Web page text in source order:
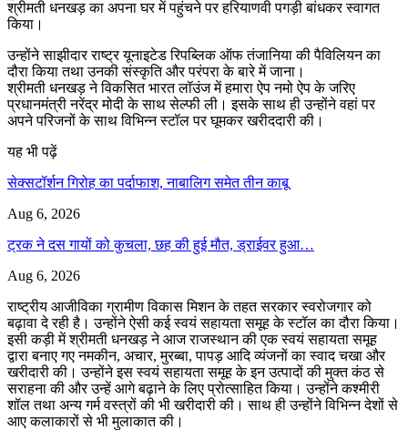
श्रीमती धनखड़ का अपना घर में पहुंचने पर हरियाणवी पगड़ी बांधकर स्वागत
किया।
उन्होंने साझीदार राष्ट्र यूनाइटेड रिपब्लिक ऑफ तंजानिया की पैविलियन का
दौरा किया तथा उनकी संस्कृति और परंपरा के बारे में जाना।
श्रीमती धनखड़ ने विकसित भारत लॉउंज में हमारा ऐप नमो ऐप के जरिए
प्रधानमंत्री नरेंद्र मोदी के साथ सेल्फी ली। इसके साथ ही उन्होंने वहां पर
अपने परिजनों के साथ विभिन्न स्टॉल पर घूमकर खरीददारी की।
यह भी पढ़ें
सेक्सटॉर्शन गिरोह का पर्दाफाश, नाबालिग समेत तीन काबू
Aug 6, 2026
ट्रक ने दस गायों को कुचला, छह की हुई मौत, ड्राईवर हुआ…
Aug 6, 2026
राष्ट्रीय आजीविका ग्रामीण विकास मिशन के तहत सरकार स्वरोजगार को
बढ़ावा दे रही है। उन्होंने ऐसी कई स्वयं सहायता समूह के स्टॉल का दौरा किया।
इसी कड़ी में श्रीमती धनखड़ ने आज राजस्थान की एक स्वयं सहायता समूह
द्वारा बनाए गए नमकीन, अचार, मुरब्बा, पापड़ आदि व्यंजनों का स्वाद चखा और
खरीदारी की। उन्होंने इस स्वयं सहायता समूह के इन उत्पादों की मुक्त कंठ से
सराहना की और उन्हें आगे बढ़ाने के लिए प्रोत्साहित किया। उन्होंने कश्मीरी
शॉल तथा अन्य गर्म वस्त्रों की भी खरीदारी की। साथ ही उन्होंने विभिन्न देशों से
आए कलाकारों से भी मुलाकात की।